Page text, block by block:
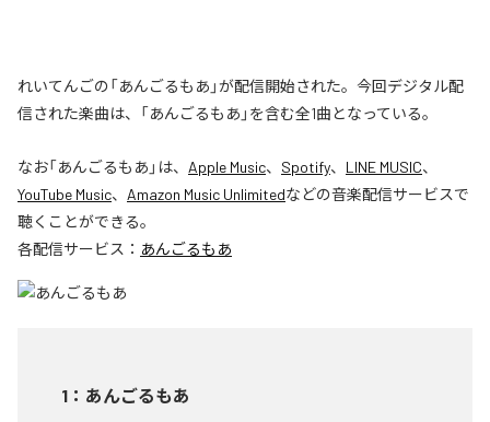
れいてんごの「あんごるもあ」が配信開始された。今回デジタル配
信された楽曲は、「あんごるもあ」を含む全1曲となっている。
なお「あんごるもあ 」は、 Apple Music、 Spotify、 LINE MUSIC、
YouTube Music、 Amazon Music Unlimitedなどの音楽配信サービスで
聴くことができる。
各配信サービス： あんごるもあ
1 ： あんごるもあ